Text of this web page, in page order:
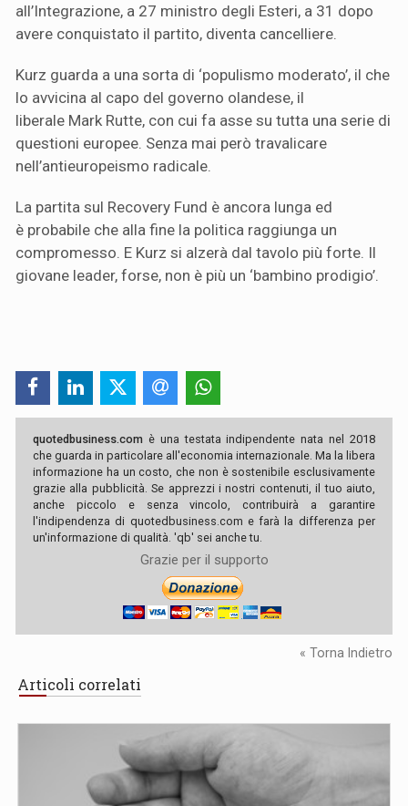
all’Integrazione, a 27 ministro degli Esteri, a 31 dopo
avere conquistato il partito, diventa cancelliere.
Kurz guarda a una sorta di ‘populismo moderato’, il che
lo avvicina al capo del governo olandese, il
liberale Mark Rutte, con cui fa asse su tutta una serie di
questioni europee. Senza mai però travalicare
nell’antieuropeismo radicale.
La partita sul Recovery Fund è ancora lunga ed
è probabile che alla fine la politica raggiunga un
compromesso. E Kurz si alzerà dal tavolo più forte. Il
giovane leader, forse, non è più un ‘bambino prodigio’.
quotedbusiness.com è una testata indipendente nata nel 2018
che guarda in particolare all'economia internazionale. Ma la libera
informazione ha un costo, che non è sostenibile esclusivamente
grazie alla pubblicità. Se apprezzi i nostri contenuti, il tuo aiuto,
anche piccolo e senza vincolo, contribuirà a garantire
l'indipendenza di quotedbusiness.com e farà la differenza per
un'informazione di qualità. 'qb' sei anche tu.
Grazie per il supporto
« Torna Indietro
Articoli correlati